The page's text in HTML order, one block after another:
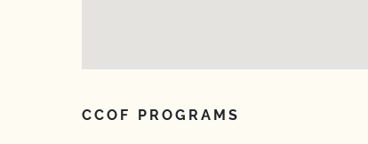
CCOF PROGRAMS